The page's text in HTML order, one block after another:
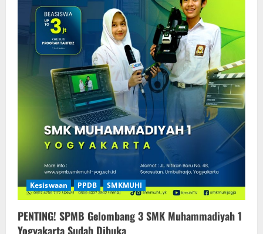
Kesiswaan PPDB SMKMUHI
PENTING! SPMB Gelombang 3 SMK Muhammadiyah 1
Yogyakarta Sudah Dibuka